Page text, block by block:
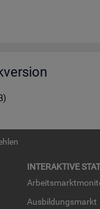
IN­TER­AK­TI­VE
Aus­bil­dungs­markt